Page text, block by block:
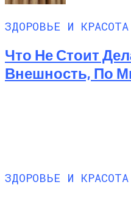
ЗДОРОВЬЕ И КРАСОТА
Что Не Стоит
Внешность, По
ЗДОРОВЬЕ И КРАСОТА